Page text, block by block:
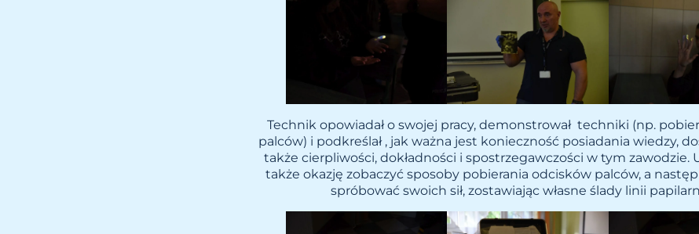
Technik opowiadał o swojej pracy, demonstrował techniki (np.
palców) i podkreślał , jak ważna jest konieczność posiadania wiedzy,
także cierpliwości, dokładności i spostrzegawczości w tym zawodzie.
także okazję zobaczyć sposoby pobierania odcisków palców, a
spróbować swoich sił, zostawiając własne ślady linii